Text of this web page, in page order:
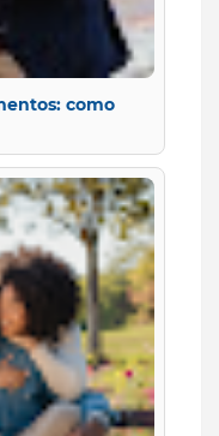
como